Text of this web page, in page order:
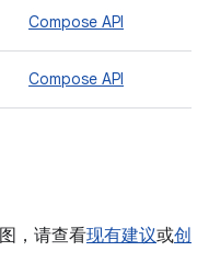
Compose API
Compose API
，请查看现有建议或创